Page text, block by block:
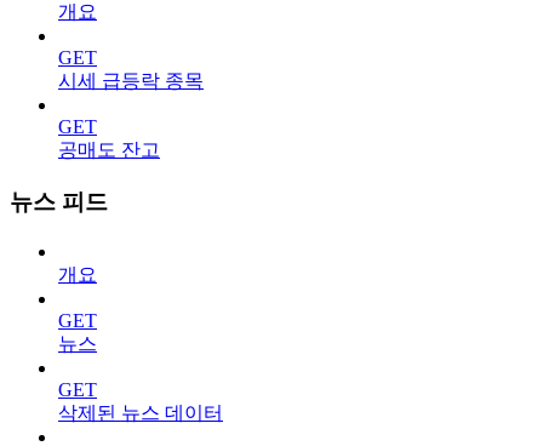
개요
GET
시세 급등락 종목
GET
공매도 잔고
뉴스 피드
개요
GET
뉴스
GET
삭제된 뉴스 데이터